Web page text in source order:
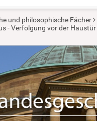
und philosophische Fächer
- Verfolgung vor der Haustür